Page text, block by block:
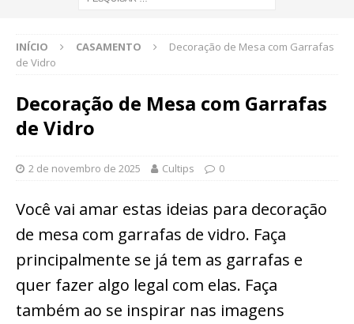
INÍCIO CASAMENTO
Decoração de Mesa com Garrafas
de Vidro
Decoração de Mesa com Garrafas
de Vidro
2 de novembro de 2025 Cultips 0
Você vai amar estas ideias para decoração
de mesa com garrafas de vidro. Faça
principalmente se já tem as garrafas e
quer fazer algo legal com elas. Faça
também ao se inspirar nas imagens